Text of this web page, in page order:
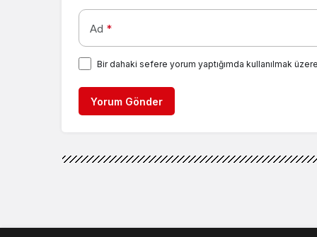
Ad *
Bir dahaki sefere yorum yaptığımda kullanılmak
Yorum Gönder